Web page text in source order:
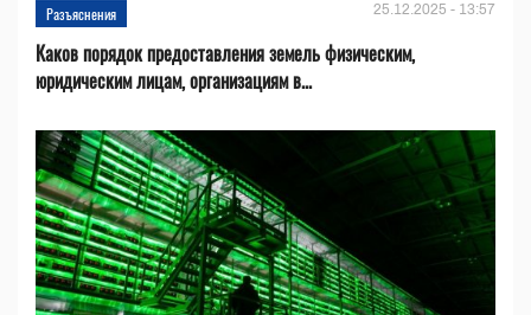
Разъяснения 25.12.2025 - 13:57
Каков порядок предоставления земель физическим,
юридическим лицам, организациям в...